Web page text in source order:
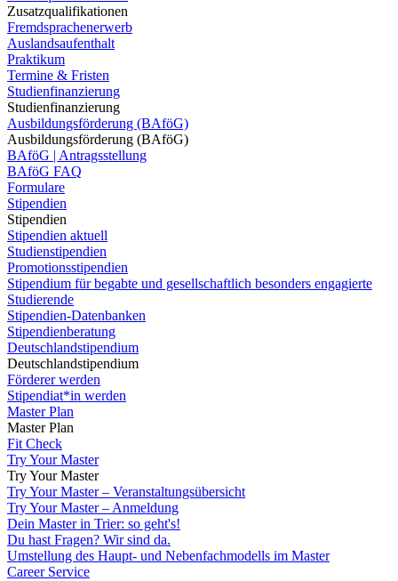
Zusatzqualifikationen
Fremdsprachenerwerb
Auslandsaufenthalt
Praktikum
Termine & Fristen
Studienfinanzierung
Studienfinanzierung
Ausbildungsförderung (BAföG)
Ausbildungsförderung (BAföG)
BAföG | Antragsstellung
BAföG FAQ
Formulare
Stipendien
Stipendien
Stipendien aktuell
Studienstipendien
Promotionsstipendien
Stipendium für begabte und gesellschaftlich besonders engagierte
Studierende
Stipendien-Datenbanken
Stipendienberatung
Deutschlandstipendium
Deutschlandstipendium
Förderer werden
Stipendiat*in werden
Master Plan
Master Plan
Fit Check
Try Your Master
Try Your Master
Try Your Master – Veranstaltungsübersicht
Try Your Master – Anmeldung
Dein Master in Trier: so geht's!
Du hast Fragen? Wir sind da.
Umstellung des Haupt- und Nebenfachmodells im Master
Career Service